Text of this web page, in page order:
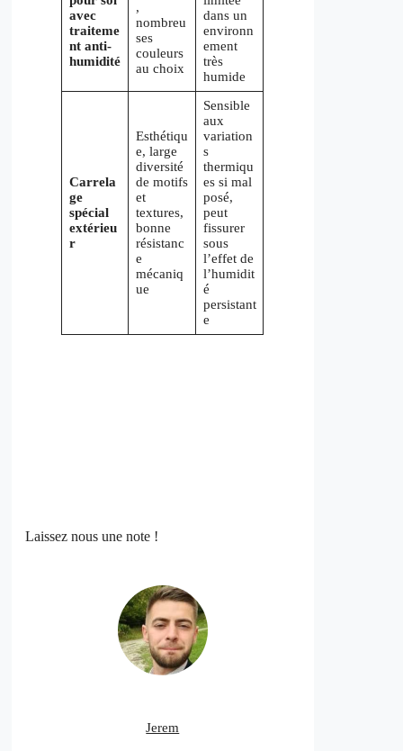
avec
traiteme
nt anti-
humidité
,
nombreu
ses
couleurs
au choix
dans un
environn
ement
très
humide
Carrela
ge
spécial
extérieu
r
Esthétiqu
e, large
diversité
de motifs
et
textures,
bonne
résistanc
e
mécaniq
ue
Sensible
aux
variation
s
thermiqu
es si mal
posé,
peut
fissurer
sous
l’effet de
l’humidit
é
persistant
e
Laissez nous une note !
Jerem